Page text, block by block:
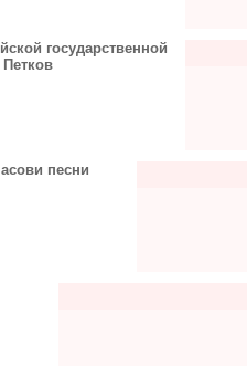
государственной
песни